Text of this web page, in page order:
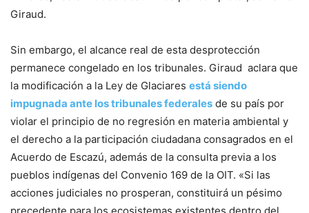
Giraud.
Sin embargo, el alcance real de esta desprotección
permanece congelado en los tribunales. Giraud aclara que
la modificación a la Ley de Glaciares está siendo
impugnada ante los tribunales federales de su país por
violar el principio de no regresión en materia ambiental y
el derecho a la participación ciudadana consagrados en el
Acuerdo de Escazú, además de la consulta previa a los
pueblos indígenas del Convenio 169 de la OIT. «Si las
acciones judiciales no prosperan, constituirá un pésimo